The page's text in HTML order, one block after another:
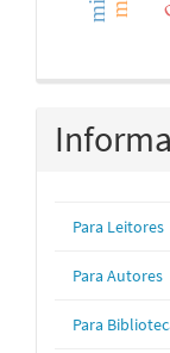
Para Leitores
Para Autores
Para